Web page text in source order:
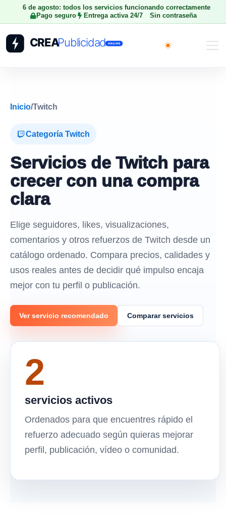
6 de agosto: todos los servicios funcionando correctamente
Pago seguro
Entrega activa 24/7 Sin contraseña
Toggle theme
Inicio/Twitch
Categoría Twitch
Servicios de Twitch para
crecer con una compra
clara
Elige seguidores, likes, visualizaciones,
comentarios y otros refuerzos de Twitch desde un
catálogo ordenado. Compara precios, calidades y
usos reales antes de decidir qué impulso encaja
mejor con tu perfil o publicación.
Ver servicio recomendado Comparar servicios
2
servicios activos
Ordenados para que encuentres rápido el
refuerzo adecuado según quieras mejorar
perfil, publicación, vídeo o comunidad.